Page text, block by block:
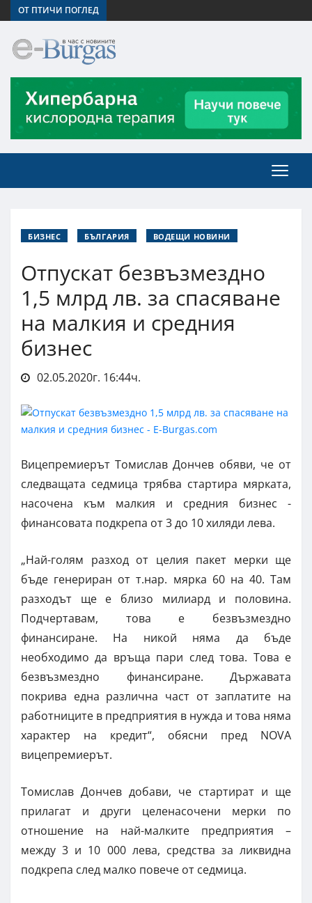
ОТ ПТИЧИ ПОГЛЕД
БИЗНЕС БЪЛГАРИЯ ВОДЕЩИ НОВИНИ
Отпускат безвъзмездно
1,5 млрд лв. за спасяване
на малкия и средния
бизнес
02.05.2020г. 16:44ч.
Вицепремиерът Томислав Дончев обяви, че от
следващата седмица трябва стартира мярката,
насочена към малкия и средния бизнес -
финансовата подкрепа от 3 до 10 хиляди лева.
„Най-голям разход от целия пакет мерки ще
бъде генериран от т.нар. мярка 60 на 40. Там
разходът ще е близо милиард и половина.
Подчертавам, това е безвъзмездно
финансиране. На никой няма да бъде
необходимо да връща пари след това. Това е
безвъзмездно финансиране. Държавата
покрива една различна част от заплатите на
работниците в предприятия в нужда и това няма
характер на кредит“, обясни пред NOVA
вицепремиерът.
Томислав Дончев добави, че стартират и ще
прилагат и други целенасочени мерки по
отношение на най-малките предприятия –
между 3 и 10 000 лева, средства за ликвидна
подкрепа след малко повече от седмица.